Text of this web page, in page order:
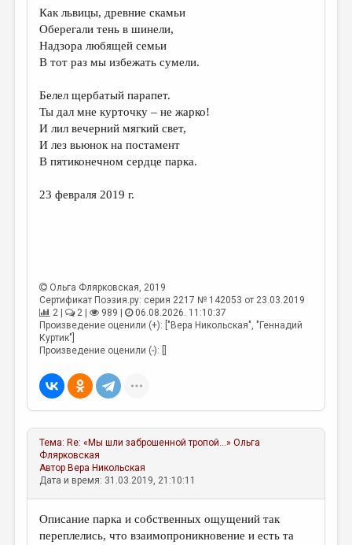
ОТ РЕДАКЦИИ
МАЛАЯ ПРОЗА
ЛИТЕРАТУРОВЕДЕНИЕ
КУЛЬТУРОВЕДЕНИЕ
ПУБЛИЦИСТИКА
РЕЦЕНЗИРОВАНИЕ
ВКОНТАКТЕ
Как львицы, древние скамьи
Оберегали тень в шинели,
Надзора любящей семьи
В тот раз мы избежать сумели.
Белел щербатый парапет.
Ты дал мне курточку – не жарко!
И лил вечерний мягкий свет,
И лез вьюнок на постамент
В пятиконечном сердце парка.
23 февраля 2019 г.
Ольга Флярковская, 2019
Сертификат Поэзия.ру: серия 2217 № 142053 от 23.03.2019
2 |
2 | 989 |
06.08.2026. 11:10:37
Произведение оценили (+): ["Вера Никольская", "Геннадий
Куртик"]
Произведение оценили (-): []
Тема: Re: «Мы шли заброшенной тропой...» Ольга
Флярковская
Автор Вера Никольская
Дата и время: 31.03.2019, 21:10:11
Описание парка и собственных ощущений так
переплелись, что взаимопроникновение и есть та